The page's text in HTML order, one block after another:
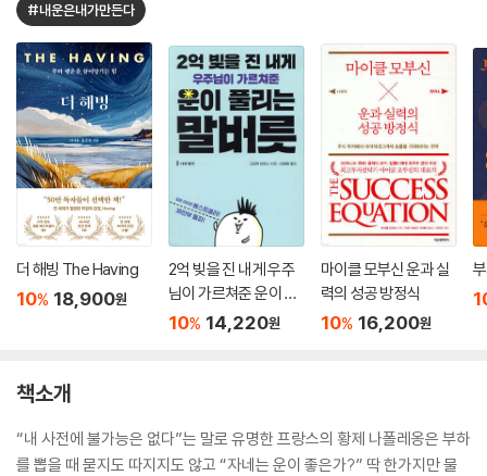
#내운은내가만든다
더 해빙 The Having
10% 18,900원
2억 빚을 진 내게 우주
님이 가르쳐준 운이 풀
리는 말버릇
10% 14,220원
마이클 모부신 운과 실
력의 성공 방정식
10% 16,200원
책소개
“내 사전에 불가능은 없다”는 말로 유명한 프랑스의 황제 나폴레옹은 부하
를 뽑을 때 묻지도 따지지도 않고 “자네는 운이 좋은가?” 딱 한가지만 물